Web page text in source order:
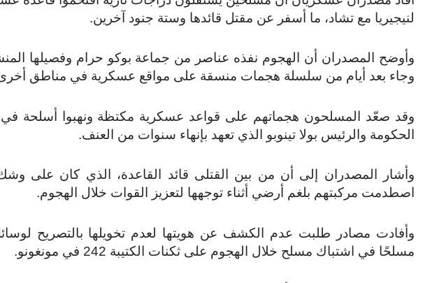
لنيجيريا مع تشاد، ما أسفر عن مقتل قائدها وستة جنود آخرين.
وأوضح المصدران أن الهجوم نفذه عناصر من جماعة بوكو حرام وفصيلها
وجاء بعد أيام من سلسلة هجمات منسقة على مواقع عسكرية في مناطق أخرى
وقد صعّد المسلحون هجماتهم على قواعد عسكرية مكتظة ونهبوا أسلحة في
الحكومة والرئيس بولا تينوبو الذي تعهد بإنهاء سنوات من العنف.
وأشار المصدران إلى أن من بين القتلى قائد القاعدة، الذي كان على
اصطدمت مركبتهم بلغم أرضي أثناء توجهها لتعزيز القوات خلال الهجوم.
مسلحًا في اشتباك مسلح خلال الهجوم على ثكنات الكتيبة 242 في مونغونو.